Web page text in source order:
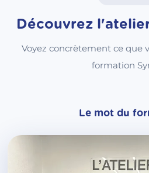
Découvrez
Voyez concrètement ce que
formation
Le mot du